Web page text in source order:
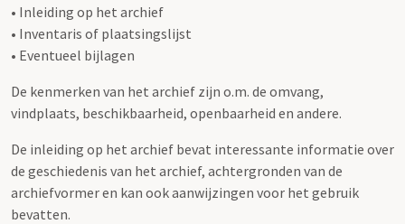
• Inleiding op het archief
• Inventaris of plaatsingslijst
• Eventueel bijlagen
De kenmerken van het archief zijn o.m. de omvang,
vindplaats, beschikbaarheid, openbaarheid en andere.
De inleiding op het archief bevat interessante informatie over
de geschiedenis van het archief, achtergronden van de
archiefvormer en kan ook aanwijzingen voor het gebruik
bevatten.